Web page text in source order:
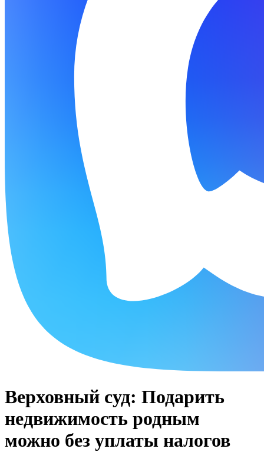
Верховный суд: Подарить
недвижимость родным
можно без уплаты налогов